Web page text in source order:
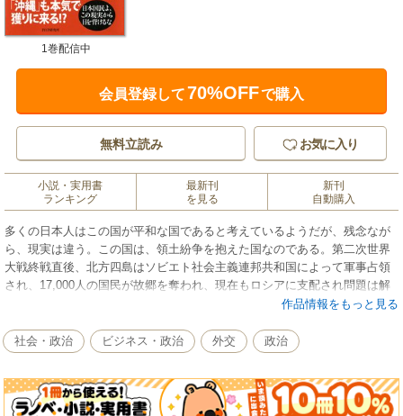
1巻配信中
会員登録して70%OFFで購入
無料立読み お気に入り
小説・実用書
ランキング
最新刊
を見る
新刊
自動購入
多くの日本人はこの国が平和な国であると考えているようだが、残念なが
ら、現実は違う。この国は、領土紛争を抱えた国なのである。第二次世界
大戦終戦直後、北方四島はソビエト社会主義連邦共和国によって軍事占領
され、17,000人の国民が故郷を奪われ、現在もロシアに支配され問題は解
決していない。また、韓国は日本海に浮かぶ竹島を奪い、わがままっ子の
その拠点とすべく尖閣諸島に対し領土的野心を隠していない。脅威は海を
越え、すでに日本国内にも侵入している。日本の土地が外国人により買い
漁られ、さらに多くの不法入国者、不法滞在者が後を絶たず、治安上の問
題も多い。日本に平和を取り戻すためには、領土問題を解決するととも
に、他国の野望を阻止することが不可欠だ。現実を知り、日本としても意
作品情報をもっと見る
社会・政治 ビジネス・政治 外交 政治